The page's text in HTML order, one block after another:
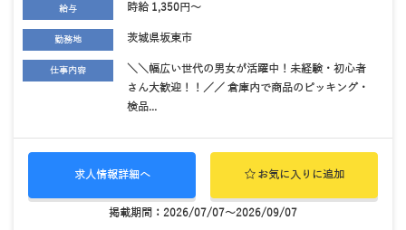
給与 時給 1,350円～
勤務地 茨城県坂東市
仕事内容
＼＼幅広い世代の男女が活躍中！未経験・初心者
さん大歓迎！！／／ 倉庫内で商品のピッキング・
検品...
求人情報詳細へ お気に入りに追加
掲載期間：2026/07/07～2026/09/07